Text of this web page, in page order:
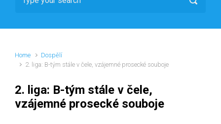
Home
Dospělí
2. liga: B-tým stále v čele, vzájemné prosecké souboje
2. liga: B-tým stále v čele,
vzájemné prosecké souboje